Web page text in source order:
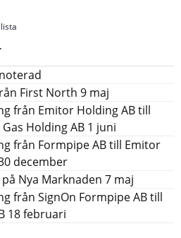
First North 9 maj
från Emitor Holding AB till
Holding AB 1 juni
från Formpipe AB till Emitor
december
Nya Marknaden 7 maj
från SignOn Formpipe AB till
18 februari